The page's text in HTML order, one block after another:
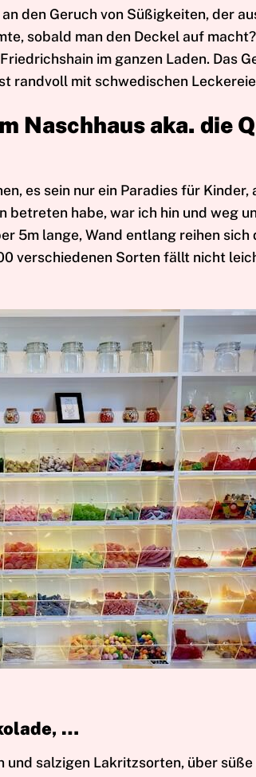
den Geruch von Süßigkeiten, der
sobald man den Deckel auf
im ganzen Laden. Das
randvoll mit schwedischen
Naschhaus aka. die
es sein nur ein Paradies für
betreten habe, war ich hin und weg
5m lange, Wand entlang reihen
verschiedenen Sorten fällt nicht
…
salzigen Lakritzsorten, über